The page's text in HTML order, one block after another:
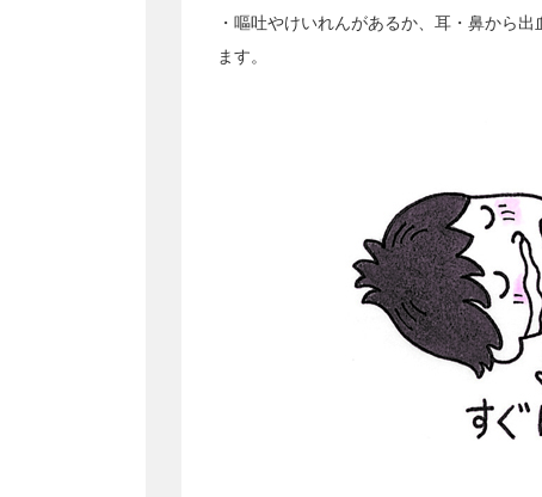
・嘔吐やけいれんがあるか、耳・鼻から
ます。